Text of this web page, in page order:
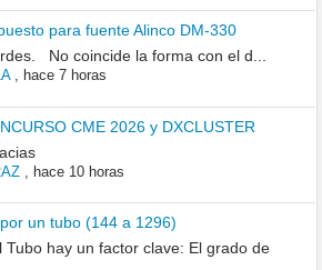
para fuente Alinco DM-330
No coincide la forma con el d...
, hace 7 horas
CME 2026 y DXCLUSTER
, hace 10 horas
un tubo (144 a 1296)
Tubo hay un factor clave: El grado de